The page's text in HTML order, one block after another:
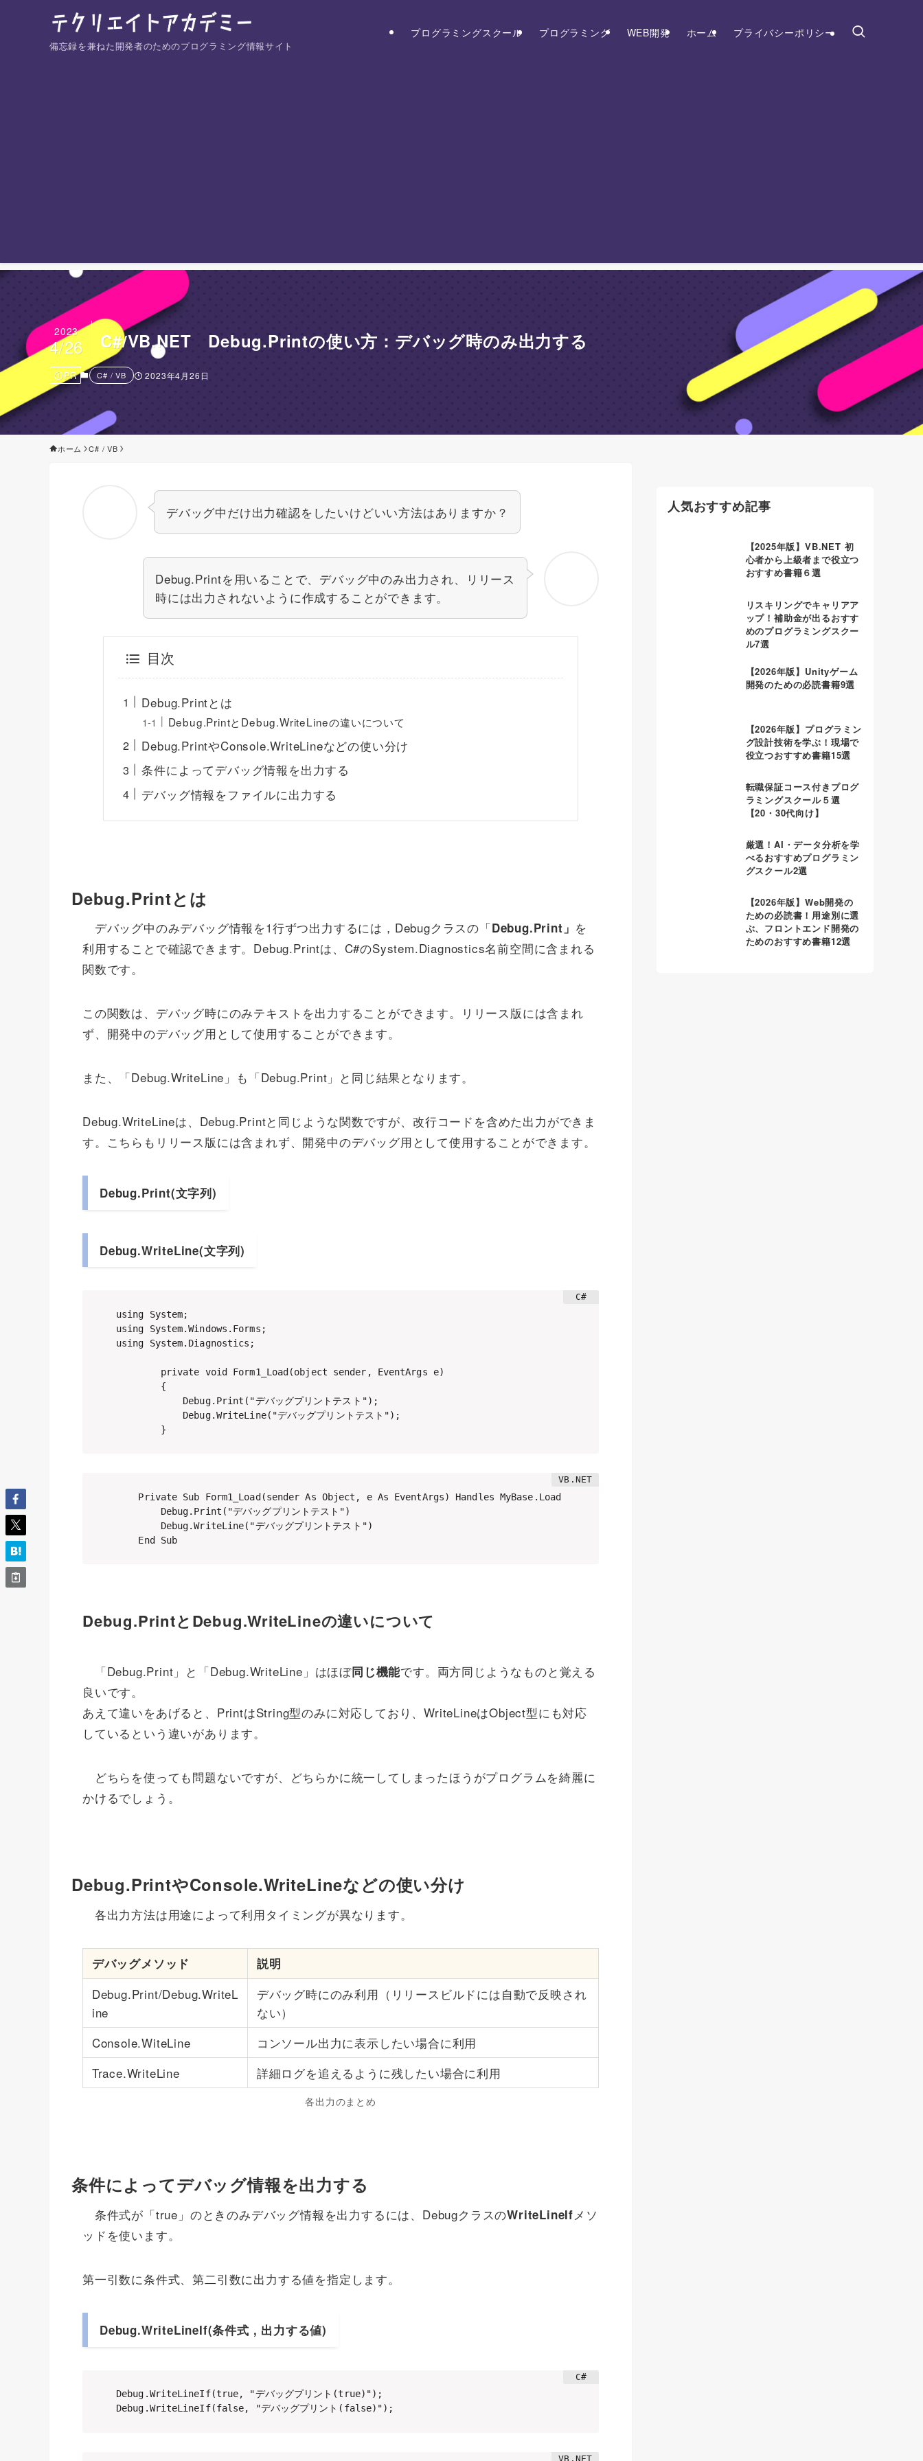
備忘録を兼ねた開発者のためのプログラミング情報サイト
プログラミングスクール プログラミング WEB開発 ホーム プライバシーポリシー
C#/VB.NET Debug.Printの使い方：デバッグ時のみ出力する
2023
4/26
PR C# / VB 2023年4月26日
ホーム C# / VB
デバッグ中だけ出力確認をしたいけどいい方法はありますか？
Debug.Printを用いることで、デバッグ中のみ出力され、リリース
時には出力されないように作成することができます。
目次
Debug.Printとは
Debug.PrintとDebug.WriteLineの違いについて
Debug.PrintやConsole.WriteLineなどの使い分け
条件によってデバッグ情報を出力する
デバッグ情報をファイルに出力する
Debug.Printとは
デバッグ中のみデバッグ情報を1行ずつ出力するには，Debugクラスの「Debug.Print」 を
利用することで確認できます。Debug.Printは、C#のSystem.Diagnostics名前空間に含まれる
関数です。
この関数は、デバッグ時にのみテキストを出力することができます。リリース版には含まれ
ず、開発中のデバッグ用として使用することができます。
また、「Debug.WriteLine」も「Debug.Print」と同じ結果となります。
Debug.WriteLineは、Debug.Printと同じような関数ですが、改行コードを含めた出力ができま
す。こちらもリリース版には含まれず、開発中のデバッグ用として使用することができます。
Debug.Print(文字列)
Debug.WriteLine(文字列)
using System;
using System.Windows.Forms;
using System.Diagnostics;
        private void Form1_Load(object sender, EventArgs e)
        {
            Debug.Print("デバッグプリントテスト");
            Debug.WriteLine("デバッグプリントテスト");
        }
    Private Sub Form1_Load(sender As Object, e As EventArgs) Handles MyBase.Load
        Debug.Print("デバッグプリントテスト")
        Debug.WriteLine("デバッグプリントテスト")
    End Sub
Debug.PrintとDebug.WriteLineの違いについて
「Debug.Print」と「Debug.WriteLine」はほぼ同じ機能です。両方同じようなものと覚える
良いです。
あえて違いをあげると、PrintはString型のみに対応しており、WriteLineはObject型にも対応
しているという違いがあります。
どちらを使っても問題ないですが、どちらかに統一してしまったほうがプログラムを綺麗に
かけるでしょう。
Debug.PrintやConsole.WriteLineなどの使い分け
各出力方法は用途によって利用タイミングが異なります。
デバッグメソッド 説明
Debug.Print/Debug.WriteL
ine
デバッグ時にのみ利用（リリースビルドには自動で反映され
ない）
Console.WiteLine
コンソール出力に表示したい場合に利用
Trace.WriteLine
詳細ログを追えるように残したい場合に利用
各出力のまとめ
条件によってデバッグ情報を出力する
条件式が「true」のときのみデバッグ情報を出力するには、DebugクラスのWriteLineIfメソ
ッドを使います。
第一引数に条件式、第二引数に出力する値を指定します。
Debug.WriteLineIf(条件式 , 出力する値)
Debug.WriteLineIf(true, "デバッグプリント(true)");
Debug.WriteLineIf(false, "デバッグプリント(false)");
人気おすすめ記事
【2025年版】VB.NET 初
心者から上級者まで役立つ
おすすめ書籍６選
リスキリングでキャリアア
ップ！補助金が出るおすす
めのプログラミングスクー
ル7選
【2026年版】Unityゲーム
開発のための必読書籍9選
【2026年版】プログラミン
グ設計技術を学ぶ！現場で
役立つおすすめ書籍15選
転職保証コース付きプログ
ラミングスクール５選
【20・30代向け】
厳選！AI・データ分析を学
べるおすすめプログラミン
グスクール2選
【2026年版】Web開発の
ための必読書！用途別に選
ぶ、フロントエンド開発の
ためのおすすめ書籍12選